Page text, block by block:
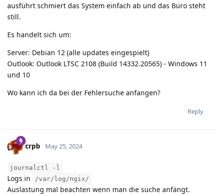
ausführt schmiert das System einfach ab und das Büro steht
still.
Es handelt sich um:
Server: Debian 12 (alle updates eingespielt)
Outlook: Outlook LTSC 2108 (Build 14332.20565) - Windows 11
und 10
Wo kann ich da bei der Fehlersuche anfangen?
Reply
crpb May 25, 2024
journalctl -l
Logs in /var/log/ngix/
Auslastung mal beachten wenn man die suche anfängt.